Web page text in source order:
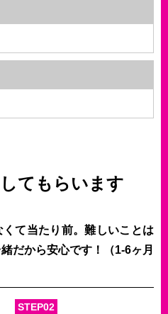
てもらいます
て当たり前。難しいことは
だから安心です！（1-6ヶ月
STEP02